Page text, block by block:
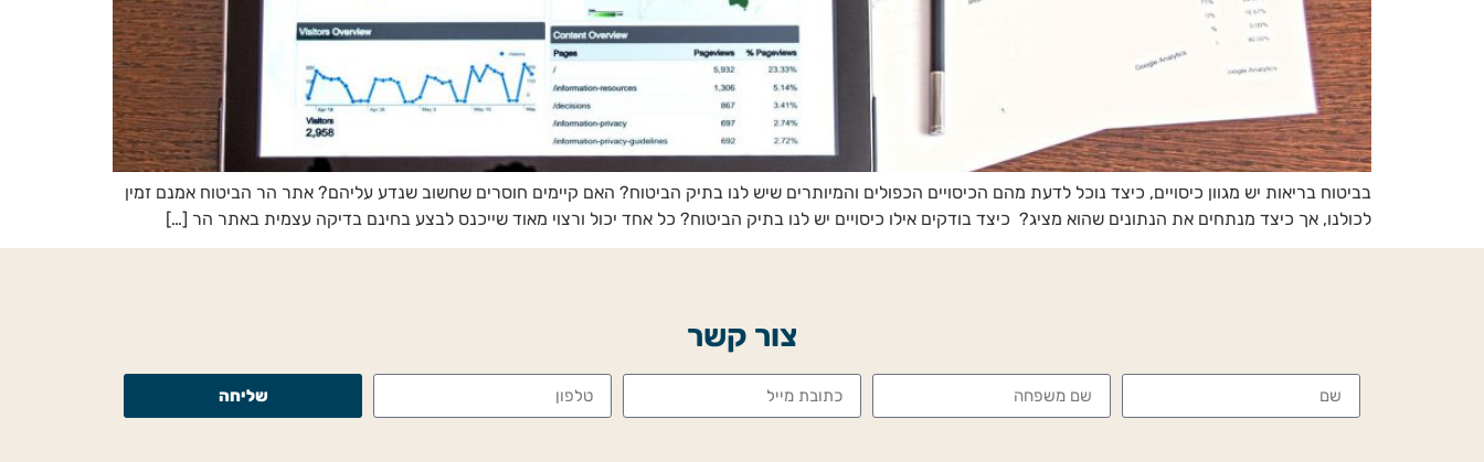
בביטוח בריאות יש מגוון כיסויים, כיצד נוכל לדעת מהם הכיסויים הכפולים והמיותרים שיש לנו בתיק הביטוח? האם קיימים חוסרים שחשוב שנדע עליהם? אתר הר הביטוח אמנם זמין
לכולנו, אך כיצד מנתחים את הנתונים שהוא מציג? כיצד בודקים אילו כיסויים יש לנו בתיק הביטוח? כל אחד יכול ורצוי מאוד שייכנס לבצע בחינם בדיקה עצמית באתר הר […]
צור קשר
שליחה